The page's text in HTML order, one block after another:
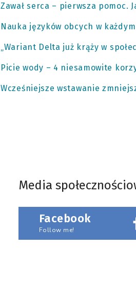
Zawał serca – pierwsza pomoc.
Nauka języków obcych w
„Wariant Delta już krąży w
Picie wody – 4 niesamowite
Wcześniejsze wstawanie
Media
Facebook
Follow me!